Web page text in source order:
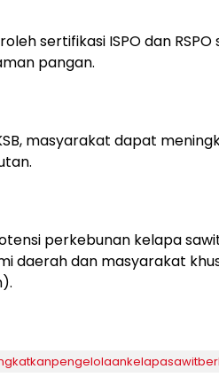
sertifikasi ISPO dan
pangan.
masyarakat dapat
perkebunan kelapa
daerah dan masyarakat